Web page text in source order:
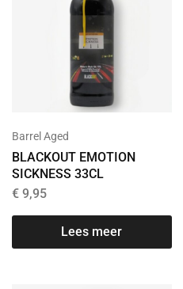
Barrel Aged
BLACKOUT EMOTION
SICKNESS 33CL
€ 9,95
Lees meer